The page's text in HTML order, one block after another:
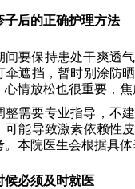
子后的正确护理方法
间要保持患处干爽透
伞遮挡，暂时别涂防
心情放松也很重要，
整需要专业指导，不
可能导致激素依赖性
。本院医生会根据具
候必须及时就医